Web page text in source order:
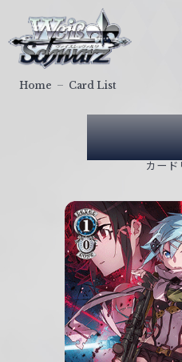
ァ
イ
カード
Home Card List